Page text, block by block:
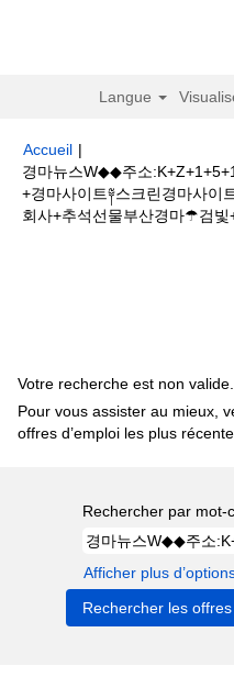
Langue
Accueil |
경마뉴스W◆◆주소
+경마사이트༈스크린경마사이
회사+추석선물부산경마☂검
Votre recherche est non
Pour vous assister au mieux,
offres d’emploi les plus
Rechercher par mot-
Afficher plus